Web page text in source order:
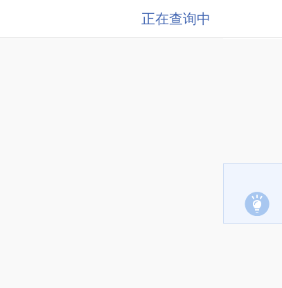
正在查询中